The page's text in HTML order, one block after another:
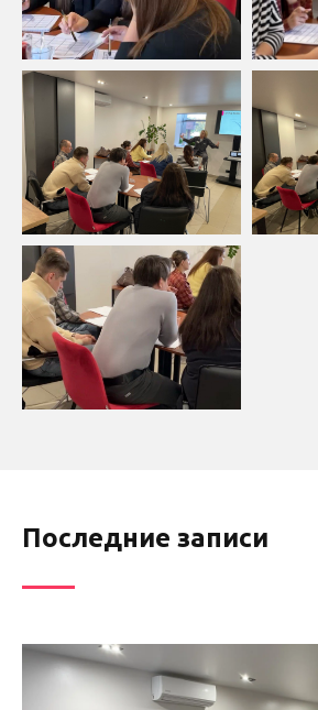
Последние записи